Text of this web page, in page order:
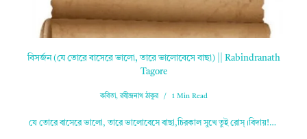
বিসর্জন (যে তোরে বাসেরে ভালো, তারে ভালোবেসে বাছা) || Rabindranath
Tagore
কবিতা,রবীন্দ্রনাথ ঠাকুর 1 Min Read
যে তোরে বাসেরে ভালো, তারে ভালোবেসে বাছা,চিরকাল সুখে তুই রোস্‌।বিদায়!…